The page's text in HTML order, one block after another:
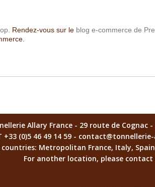
Rendez-vous sur le blog e-commerce de
Allary France - 29 route de Cognac -
+33 (0)5 46 49 14 59 -
Metropolitan France, Italy,
For another location, please contact